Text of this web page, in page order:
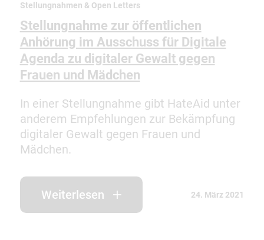
Stellungnahmen & Open Letters
Stellungnahme zur öffentlichen
Anhörung im Ausschuss für Digitale
Agenda zu digitaler Gewalt gegen
Frauen und Mädchen
In einer Stellungnahme gibt HateAid unter
anderem Empfehlungen zur Bekämpfung
digitaler Gewalt gegen Frauen und
Mädchen.
Weiterlesen 24. März 2021